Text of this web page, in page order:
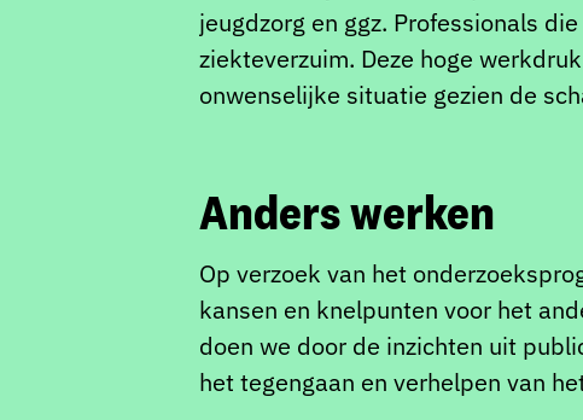
jeugdzorg en ggz. Professionals
ziekteverzuim. Deze hoge
onwenselijke situatie gezien de
Anders werken
Op verzoek van het
kansen en knelpunten voor het
doen we door de inzichten uit
het tegengaan en verhelpen van